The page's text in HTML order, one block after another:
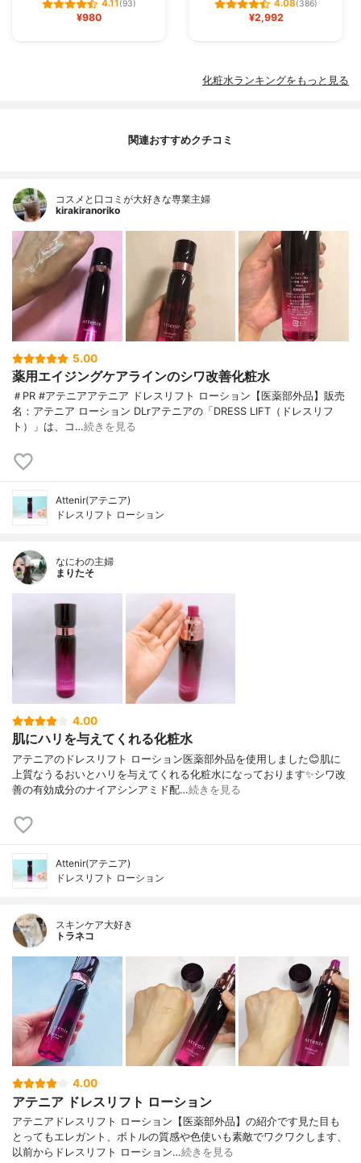
4.11(93)
¥980
4.08(386)
¥2,992
化粧水ランキングをもっと見る
関連おすすめクチコミ
コスメと口コミが大好きな専業主婦
kirakiranoriko
5.00
薬用エイジングケアラインのシワ改善化粧水
＃PR #アテニアアテニア ドレスリフト ローション【医薬部外品】販売
名：アテニア ローション DLrアテニアの「DRESS LIFT（ドレスリフ
ト）」は、コ…続きを見る
Attenir(アテニア)
ドレスリフト ローション
なにわの主婦
まりたそ
4.00
肌にハリを与えてくれる化粧水
アテニアのドレスリフト ローション医薬部外品を使用しました😊肌に
上質なうるおいとハリを与えてくれる化粧水になっております✨シワ改
善の有効成分のナイアシンアミド配…続きを見る
Attenir(アテニア)
ドレスリフト ローション
スキンケア大好き
トラネコ
4.00
アテニア ドレスリフト ローション
アテニアドレスリフト ローション【医薬部外品】の紹介です見た目も
とってもエレガント、ボトルの質感や色使いも素敵でワクワクします、
以前からドレスリフト ローション…続きを見る